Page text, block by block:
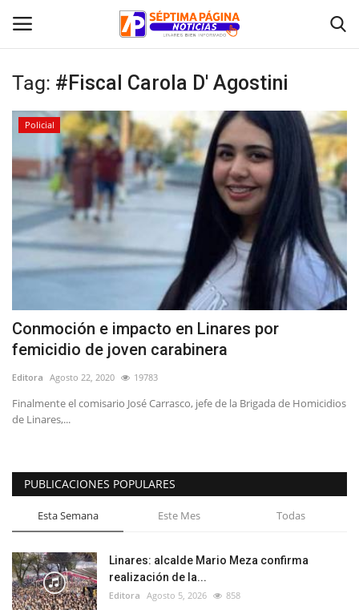
Inicio
Policial
Tribunales
Deporte
Política
Espectáculos
Tag: #Fiscal Carola D' Agostini
Policial
Conmoción e impacto en Linares por
femicidio de joven carabinera
Editora Agosto 22, 2020 19783
Finalmente el comisario José Carrasco, jefe de la Brigada de Homicidios
de Linares,...
PUBLICACIONES POPULARES
Esta Semana Este Mes Todas
Linares: alcalde Mario Meza confirma
realización de la...
Editora Agosto 5, 2026 858